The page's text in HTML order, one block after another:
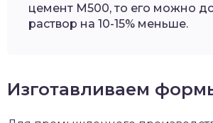
цемент М500, то его можно
раствор на 10-15% меньше.
Изготавливаем